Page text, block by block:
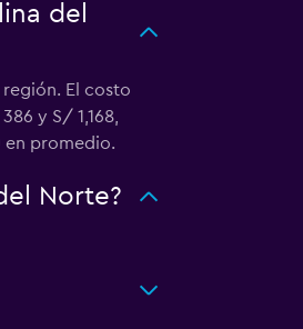
del
El costo
y S/ 1,168,
en promedio.
Norte?